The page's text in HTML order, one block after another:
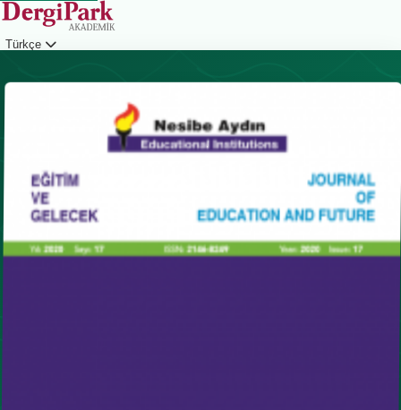
Türkçe